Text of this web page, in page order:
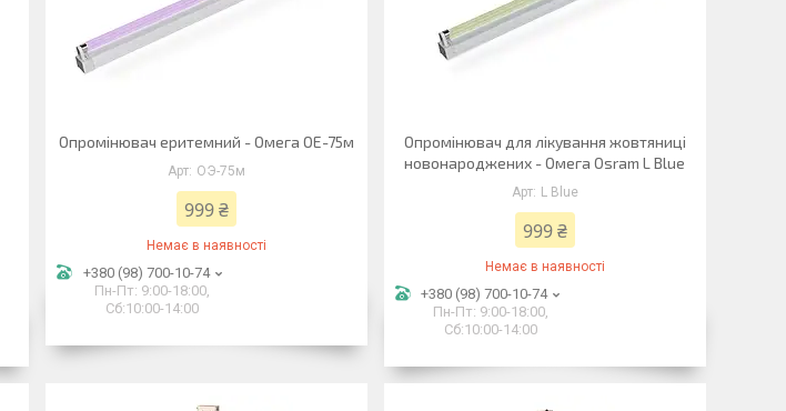
Опромінювач еритемний - Омега ОЕ-75м
ОЭ-75м
999 ₴
Немає в наявності
+380 (98) 700-10-74
Пн-Пт: 9:00-18:00,
Сб:10:00-14:00
Опромінювач для лікування жовтяниці
новонароджених - Омега Osram L Blue
L Blue
999 ₴
Немає в наявності
+380 (98) 700-10-74
Пн-Пт: 9:00-18:00,
Сб:10:00-14:00